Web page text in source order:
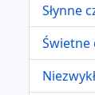
Słynne
Świetne